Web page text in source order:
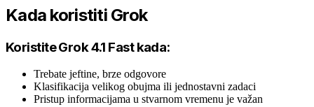
Kada koristiti Grok
Koristite Grok 4.1 Fast kada:
Trebate jeftine, brze odgovore
Klasifikacija velikog obujma ili jednostavni zadaci
Pristup informacijama u stvarnom vremenu je važan